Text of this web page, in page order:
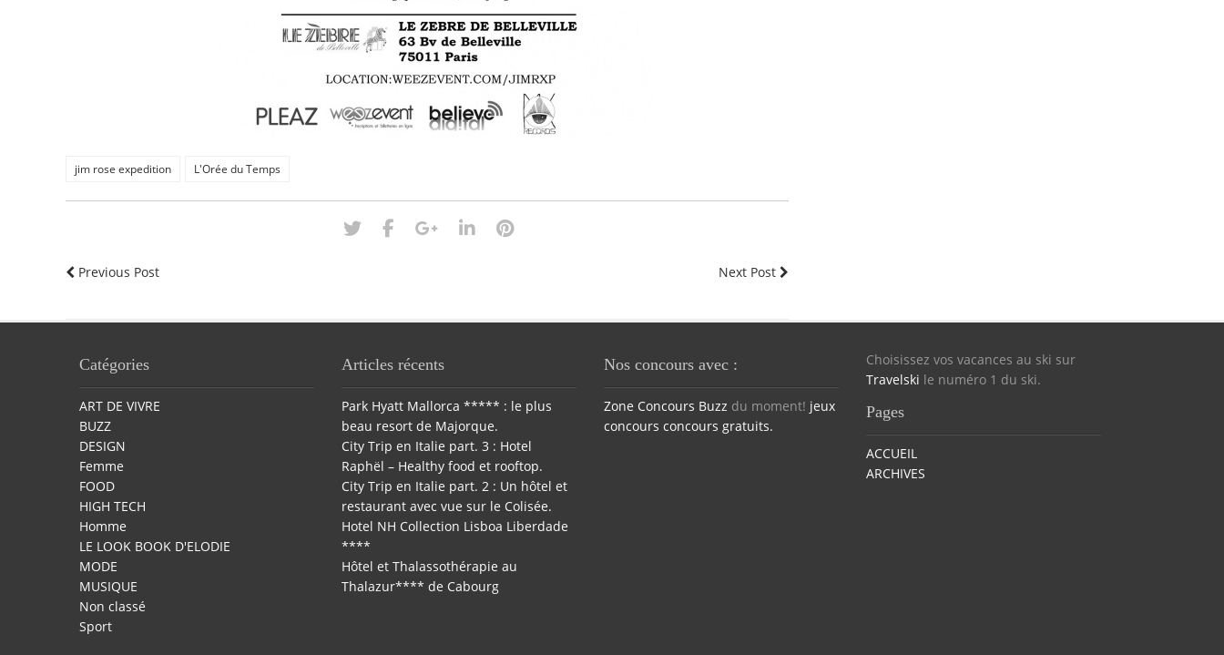
jim rose expedition L'Orée du Temps
Previous Post Next Post
Catégories
ART DE VIVRE
BUZZ
DESIGN
Femme
FOOD
HIGH TECH
Homme
LE LOOK BOOK D'ELODIE
MODE
MUSIQUE
Non classé
Sport
Articles récents
Park Hyatt Mallorca ***** : le plus
beau resort de Majorque.
City Trip en Italie part. 3 : Hotel
Raphël – Healthy food et rooftop.
City Trip en Italie part. 2 : Un hôtel et
restaurant avec vue sur le Colisée.
Hotel NH Collection Lisboa Liberdade
****
Hôtel et Thalassothérapie au
Thalazur**** de Cabourg
Nos concours avec :
Zone Concours Buzz du moment! jeux
concours concours gratuits.
Choisissez vos vacances au ski sur
Travelski le numéro 1 du ski.
Pages
ACCUEIL
ARCHIVES